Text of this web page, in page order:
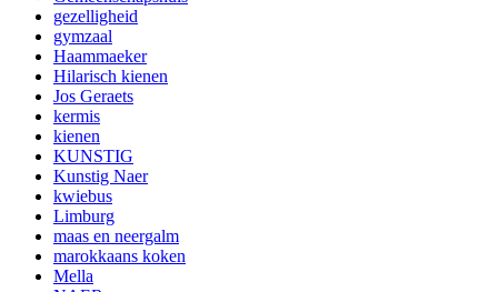
gezelligheid
gymzaal
Haammaeker
Hilarisch kienen
Jos Geraets
kermis
kienen
KUNSTIG
Kunstig Naer
kwiebus
Limburg
maas en neergalm
marokkaans koken
Mella